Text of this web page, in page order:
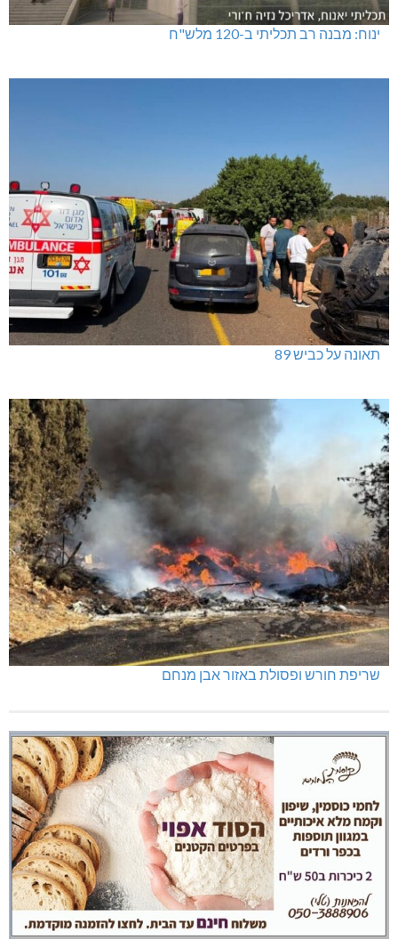
ינוח: מבנה רב תכליתי ב-120 מלש"ח
תאונה על כביש 89
שריפת חורש ופסולת באזור אבן מנחם